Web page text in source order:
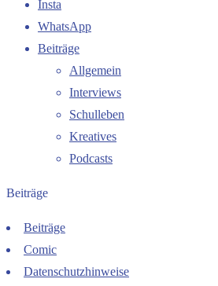
Insta
WhatsApp
Beiträge
Allgemein
Interviews
Schulleben
Kreatives
Podcasts
Beiträge
Beiträge
Comic
Datenschutzhinweise